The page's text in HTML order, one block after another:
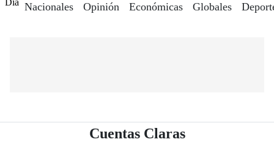
Nacionales Opinión Económicas Globales
Cuentas Claras- Periódico